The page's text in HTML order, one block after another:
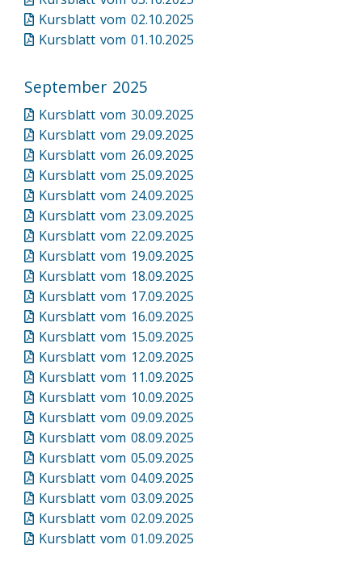
Kursblatt vom 02.10.2025
Kursblatt vom 01.10.2025
September 2025
Kursblatt vom 30.09.2025
Kursblatt vom 29.09.2025
Kursblatt vom 26.09.2025
Kursblatt vom 25.09.2025
Kursblatt vom 24.09.2025
Kursblatt vom 23.09.2025
Kursblatt vom 22.09.2025
Kursblatt vom 19.09.2025
Kursblatt vom 18.09.2025
Kursblatt vom 17.09.2025
Kursblatt vom 16.09.2025
Kursblatt vom 15.09.2025
Kursblatt vom 12.09.2025
Kursblatt vom 11.09.2025
Kursblatt vom 10.09.2025
Kursblatt vom 09.09.2025
Kursblatt vom 08.09.2025
Kursblatt vom 05.09.2025
Kursblatt vom 04.09.2025
Kursblatt vom 03.09.2025
Kursblatt vom 02.09.2025
Kursblatt vom 01.09.2025